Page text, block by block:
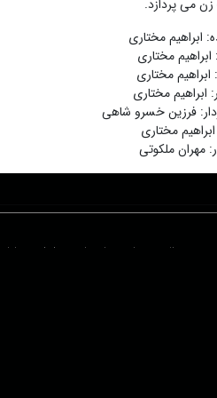
می پردازد.
: ابراهیم مختاری
: ابراهیم مختاری
: ابراهیم مختاری
: ابراهیم مختاری
: فرزین خسرو شاهی
ابراهیم مختاری
: مهران ملکوتی
چند سالیست با مردمان نازنینی از